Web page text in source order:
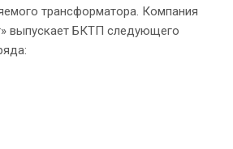
трансформатора. Компания
выпускает БКТП следующего